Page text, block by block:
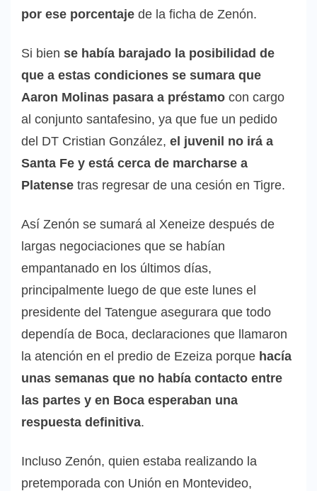
por ese porcentaje de la ficha de Zenón.
Si bien se había barajado la posibilidad de
que a estas condiciones se sumara que
Aaron Molinas pasara a préstamo con cargo
al conjunto santafesino, ya que fue un pedido
del DT Cristian González, el juvenil no irá a
Santa Fe y está cerca de marcharse a
Platense tras regresar de una cesión en Tigre.
Así Zenón se sumará al Xeneize después de
largas negociaciones que se habían
empantanado en los últimos días,
principalmente luego de que este lunes el
presidente del Tatengue asegurara que todo
dependía de Boca, declaraciones que llamaron
la atención en el predio de Ezeiza porque hacía
unas semanas que no había contacto entre
las partes y en Boca esperaban una
respuesta definitiva.
Incluso Zenón, quien estaba realizando la
pretemporada con Unión en Montevideo,